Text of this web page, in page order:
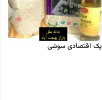
پک اقتصادی سوشی